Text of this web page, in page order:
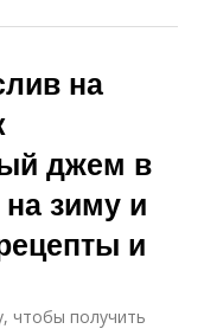
на
джем в
зиму и
и
чтобы получить